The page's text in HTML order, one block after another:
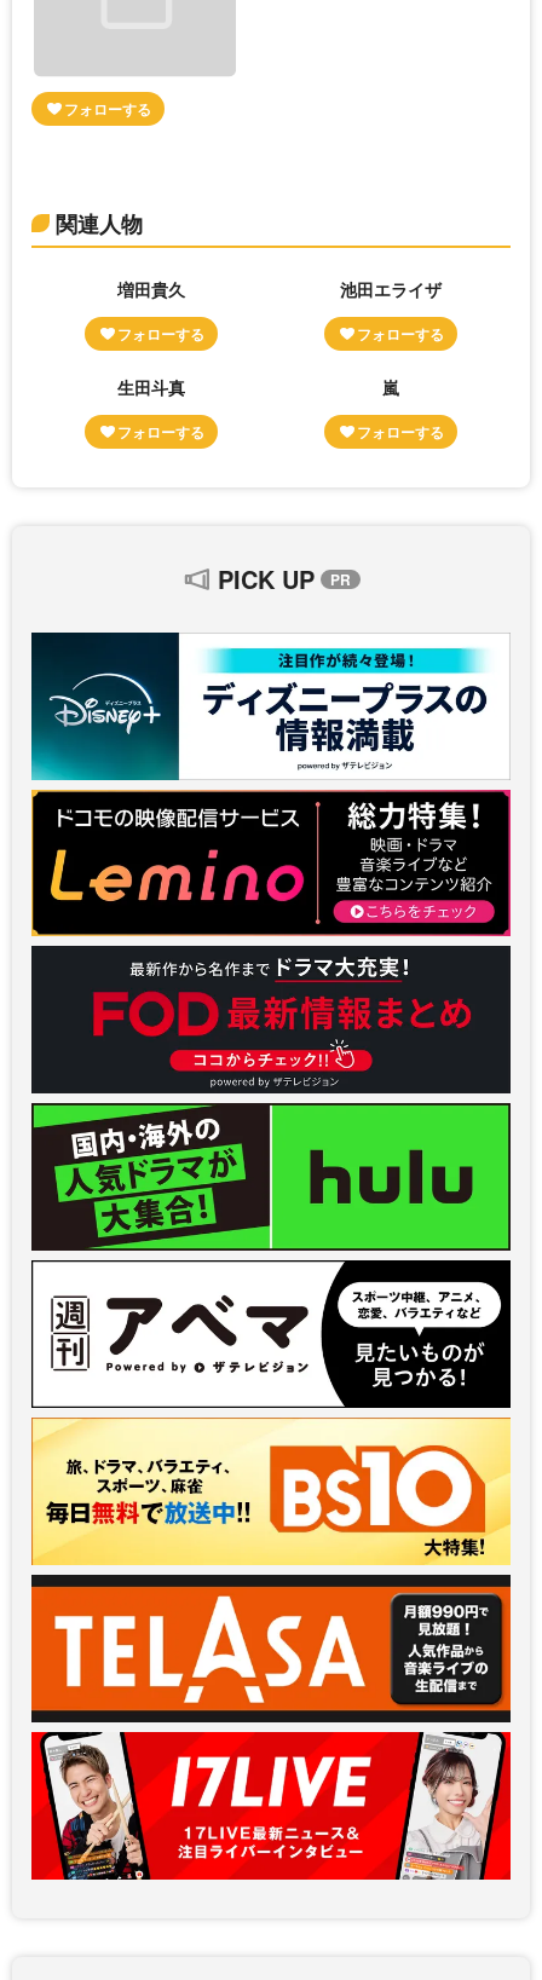
関連人物
増田貴久 池田エライザ
生田斗真 嵐
PICK UP